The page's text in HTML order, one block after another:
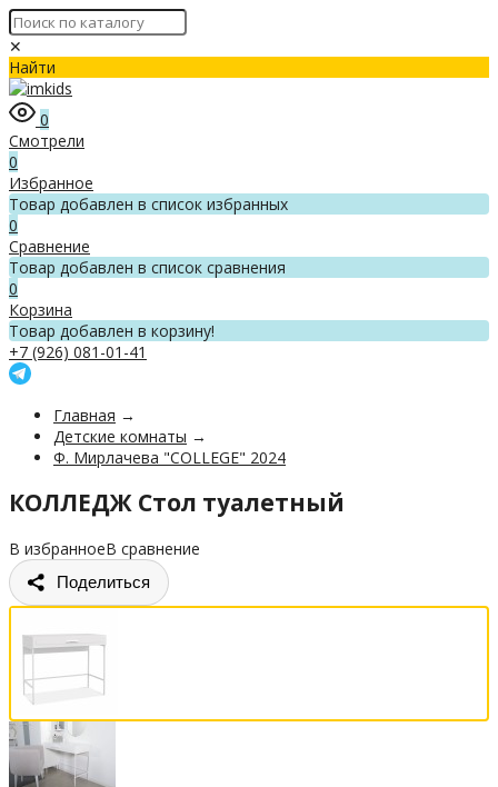
✕
Найти
0
Смотрели
0
Избранное
Товар добавлен в список избранных
0
Сравнение
Товар добавлен в список сравнения
0
Корзина
Товар добавлен в корзину!
+7 (926) 081-01-41
Главная →
Детские комнаты →
Ф. Мирлачева "COLLEGE" 2024
КОЛЛЕДЖ Стол туалетный
В избранноеВ сравнение
Поделиться